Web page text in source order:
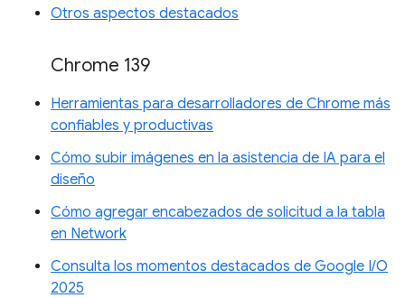
Otros aspectos destacados
Chrome 139
Herramientas para desarrolladores de Chrome más
confiables y productivas
Cómo subir imágenes en la asistencia de IA para el
diseño
Cómo agregar encabezados de solicitud a la tabla
en Network
Consulta los momentos destacados de Google I/O
2025